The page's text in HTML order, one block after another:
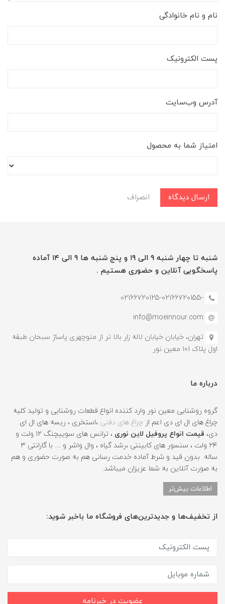
نام و نام خانوادگی
پست الکترونیک
آدرس وب‌سایت
امتیاز شما به محصول
ارسال دیدگاه انصراف
شنبه تا چهار شنبه ۹ الی ۱۹ و پنج شنبه ها ۹ الی ۱۴ آماده
پاسخگویی آنلاین و حضوری هستیم .
-02166720125-02166720155
info@moeinnour.com
تهران، خیابان خیابان لاله زار بالا تر از منوچهری پاساژ سبحان طبقه
اول پلاک ۱۰1 معین نور
درباره ما
گروه روشنایی معین نور وارد کننده انواع قطعات روشنایی و تولید کلیه
چراغ های ال ای دی اعم از چراغ های دفنی ،استخری ، ریسه های ال ای
دی، قیمت انواع پروفیل لاین نوری
، ترانس های سوییچنگ ۱۲ ولت و
۲۴ ولت ، سنسور های کابینتی ،رشد گیاه ، وال واشر و .... با گارانتی ۳
ساله بدون قید و شرط آماده خدمت رسانی هم به صورت حضوری و هم
به صورت آنلاین به شما عزیزان میباشد.
اطلاعات بیش‌تر
از تخفیف‌ها و جدیدترین‌های فروشگاه ما باخبر شوید:
عضویت در خبرنامه